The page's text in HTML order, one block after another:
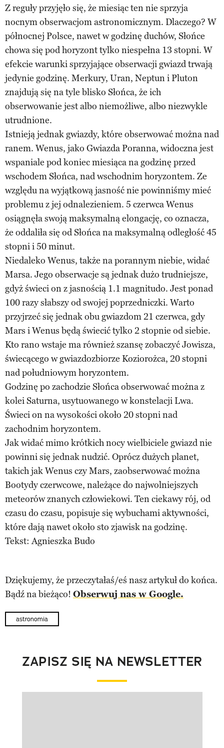
Z reguły przyjęło się, że miesiąc ten nie sprzyja
nocnym obserwacjom astronomicznym. Dlaczego? W
północnej Polsce, nawet w godzinę duchów, Słońce
chowa się pod horyzont tylko niespełna 13 stopni. W
efekcie warunki sprzyjające obserwacji gwiazd trwają
jedynie godzinę. Merkury, Uran, Neptun i Pluton
znajdują się na tyle blisko Słońca, że ich
obserwowanie jest albo niemożliwe, albo niezwykle
utrudnione.
Istnieją jednak gwiazdy, które obserwować można nad
ranem. Wenus, jako Gwiazda Poranna, widoczna jest
wspaniale pod koniec miesiąca na godzinę przed
wschodem Słońca, nad wschodnim horyzontem. Ze
względu na wyjątkową jasność nie powinniśmy mieć
problemu z jej odnalezieniem. 5 czerwca Wenus
osiągnęła swoją maksymalną elongację, co oznacza,
że oddaliła się od Słońca na maksymalną odległość 45
stopni i 50 minut.
Niedaleko Wenus, także na porannym niebie, widać
Marsa. Jego obserwacje są jednak dużo trudniejsze,
gdyż świeci on z jasnością 1.1 magnitudo. Jest ponad
100 razy słabszy od swojej poprzedniczki. Warto
przyjrzeć się jednak obu gwiazdom 21 czerwca, gdy
Mars i Wenus będą świecić tylko 2 stopnie od siebie.
Kto rano wstaje ma również szansę zobaczyć Jowisza,
świecącego w gwiazdozbiorze Koziorożca, 20 stopni
nad południowym horyzontem.
Godzinę po zachodzie Słońca obserwować można z
kolei Saturna, usytuowanego w konstelacji Lwa.
Świeci on na wysokości około 20 stopni nad
zachodnim horyzontem.
Jak widać mimo krótkich nocy wielbiciele gwiazd nie
powinni się jednak nudzić. Oprócz dużych planet,
takich jak Wenus czy Mars, zaobserwować można
Bootydy czerwcowe, należące do najwolniejszych
meteorów znanych człowiekowi. Ten ciekawy rój, od
czasu do czasu, popisuje się wybuchami aktywności,
które dają nawet około sto zjawisk na godzinę.
Tekst: Agnieszka Budo
Dziękujemy, że przeczytałaś/eś nasz artykuł do końca.
Bądź na bieżąco! Obserwuj nas w Google.
astronomia
ZAPISZ SIĘ NA NEWSLETTER